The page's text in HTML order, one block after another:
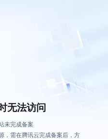
无法访问
未完成备案
，需在腾讯云完成备案后，方